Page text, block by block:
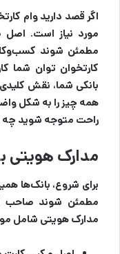
اگر قصد دارید وام
مورد نیاز است. اصل
مطمئن شوند
کارتخوان توان شما
بانکی شما، نقش
همه چیز را به شکل
راحت متوجه شوید چه
مدارک هویتی
برای شروع، بانک‌ها
مطمئن شوند صاحب
مدارک هویتی شامل